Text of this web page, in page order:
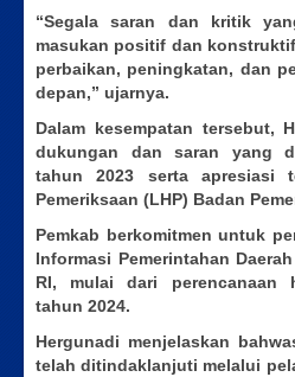
“Segala saran dan kritik
masukan positif dan
perbaikan, peningkatan, dan
depan,” ujarnya.
Dalam kesempatan tersebut,
dukungan dan saran yang
tahun 2023 serta apresiasi
Pemeriksaan (LHP) Badan
Pemkab berkomitmen untuk
Informasi Pemerintahan
RI, mulai dari perencanaan
tahun 2024.
Hergunadi menjelaskan
telah ditindaklanjuti melalui